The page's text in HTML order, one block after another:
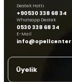
Destek Hattı
+90530 338 68 34
Whatsapp Destek
0530 338 68 34
E-Mail
Üyelik